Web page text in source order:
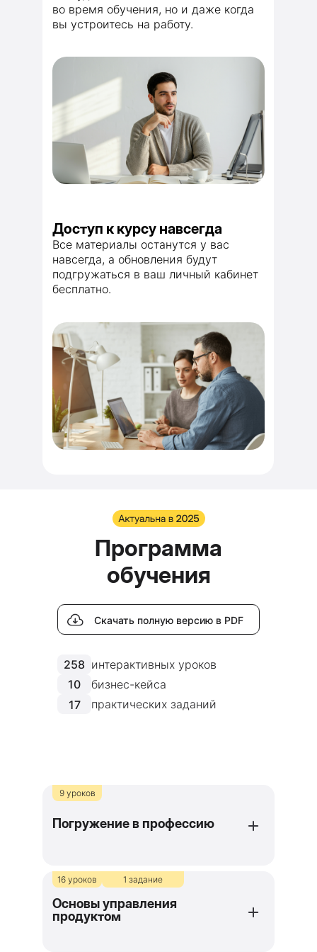
Доступ к курсу навсегда
Все материалы останутся у вас
навсегда, а обновления будут
подгружаться в ваш личный кабинет
бесплатно.
во время обучения, но и даже когда
вы устроитесь на работу.
Программа
обучения
Скачать полную версию в PDF
258 интерактивных уроков
10
бизнес-кейса
17
практических заданий
9 уроков
Погружение в профессию
Как устроена продуктовая
разработка
Зачем проводить продуктовые
исследования
16 уроков 1 задание
Основы управления
продуктом